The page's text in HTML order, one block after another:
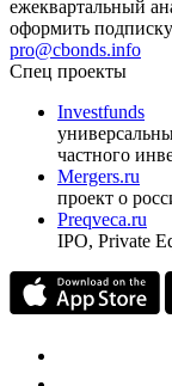
ежеквартальный
оформить подписку
pro@cbonds.info
Спец проекты
Investfunds
частного
Mergers.ru
проект о
Preqveca.ru
IPO, Private